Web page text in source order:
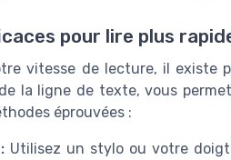
pour lire plus
vitesse de lecture, il existe
la ligne de texte, vous
éprouvées :
Utilisez un stylo ou votre